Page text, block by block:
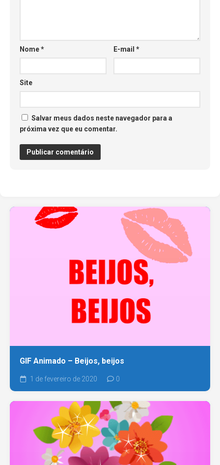
Nome* E-mail*
Site
Salvar meus dados neste navegador para a
próxima vez que eu comentar.
GIF Animado – Beijos, beijos
1 de fevereiro de 2020 0